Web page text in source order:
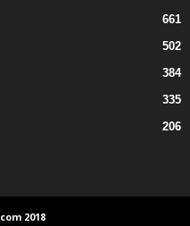
661
502
384
335
206
2018